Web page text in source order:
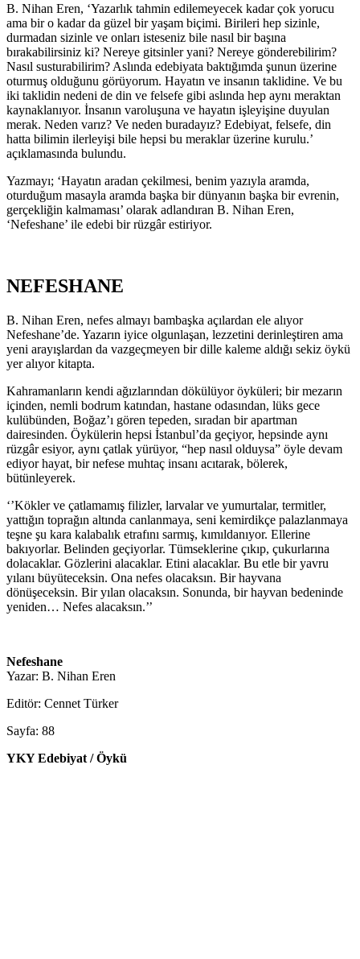
B. Nihan Eren, ‘Yazarlık tahmin edilemeyecek kadar çok yorucu
ama bir o kadar da güzel bir yaşam biçimi. Birileri hep sizinle,
durmadan sizinle ve onları isteseniz bile nasıl bir başına
bırakabilirsiniz ki? Nereye gitsinler yani? Nereye gönderebilirim?
Nasıl susturabilirim? Aslında edebiyata baktığımda şunun üzerine
oturmuş olduğunu görüyorum. Hayatın ve insanın taklidine. Ve bu
iki taklidin nedeni de din ve felsefe gibi aslında hep aynı meraktan
kaynaklanıyor. İnsanın varoluşuna ve hayatın işleyişine duyulan
merak. Neden varız? Ve neden buradayız? Edebiyat, felsefe, din
hatta bilimin ilerleyişi bile hepsi bu meraklar üzerine kurulu.’
açıklamasında bulundu.
Yazmayı; ‘Hayatın aradan çekilmesi, benim yazıyla aramda,
oturduğum masayla aramda başka bir dünyanın başka bir evrenin,
gerçekliğin kalmaması’ olarak adlandıran B. Nihan Eren,
‘Nefeshane’ ile edebi bir rüzgâr estiriyor.
NEFESHANE
B. Nihan Eren, nefes almayı bambaşka açılardan ele alıyor
Nefeshane’de. Yazarın iyice olgunlaşan, lezzetini derinleştiren ama
yeni arayışlardan da vazgeçmeyen bir dille kaleme aldığı sekiz öykü
yer alıyor kitapta.
Kahramanların kendi ağızlarından dökülüyor öyküleri; bir mezarın
içinden, nemli bodrum katından, hastane odasından, lüks gece
kulübünden, Boğaz’ı gören tepeden, sıradan bir apartman
dairesinden. Öykülerin hepsi İstanbul’da geçiyor, hepsinde aynı
rüzgâr esiyor, aynı çatlak yürüyor, “hep nasıl olduysa” öyle devam
ediyor hayat, bir nefese muhtaç insanı acıtarak, bölerek,
bütünleyerek.
‘’Kökler ve çatlamamış filizler, larvalar ve yumurtalar, termitler,
yattığın toprağın altında canlanmaya, seni kemirdikçe palazlanmaya
teşne şu kara kalabalık etrafını sarmış, kımıldanıyor. Ellerine
bakıyorlar. Belinden geçiyorlar. Tümseklerine çıkıp, çukurlarına
dolacaklar. Gözlerini alacaklar. Etini alacaklar. Bu etle bir yavru
yılanı büyüteceksin. Ona nefes olacaksın. Bir hayvana
dönüşeceksin. Bir yılan olacaksın. Sonunda, bir hayvan bedeninde
yeniden… Nefes alacaksın.’’
Nefeshane
Yazar: B. Nihan Eren
Editör: Cennet Türker
Sayfa: 88
YKY Edebiyat / Öykü